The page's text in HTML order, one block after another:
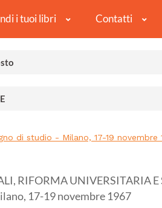
i tuoi libri Contatti
di studio - Milano, 17-19 novembre
RIFORMA UNIVERSITARIA
17-19 novembre 1967